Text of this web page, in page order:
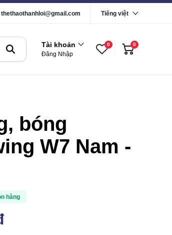
thethaothanhloi@gmail.com Tiếng việt
Tài khoản
Đăng Nhập
0 0
bóng
W7 Nam -
hàng